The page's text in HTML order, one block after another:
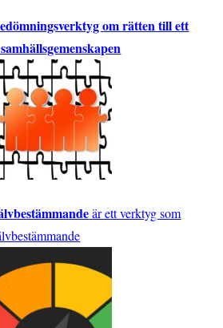
om rätten till ett
är ett verktyg som